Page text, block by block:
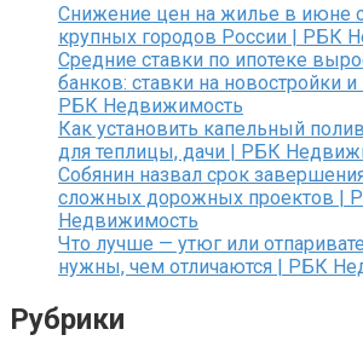
Снижение цен на жилье в июне
крупных городов России | РБК
Средние ставки по ипотеке
банков: ставки на новостройки
РБК Недвижимость
Как установить капельный
для теплицы, дачи | РБК
Собянин назвал срок
сложных дорожных проектов |
Недвижимость
Что лучше — утюг или
нужны, чем отличаются | РБК
Рубрики